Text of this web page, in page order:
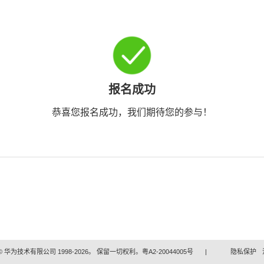
报名成功
恭喜您报名成功，我们期待您的参与！
华为技术有限公司 1998-2026。 保留一切权利。粤A2-20044005号 | 隐私保护